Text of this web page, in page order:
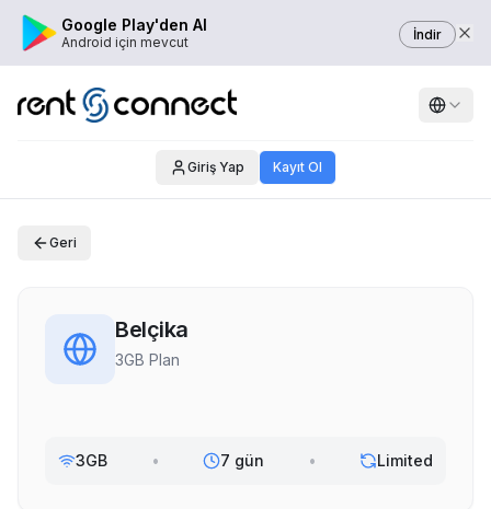
Google Play'den Al
Android için mevcut İndir
Giriş Yap Kayıt Ol
Geri
Belçika
3GB Plan
3GB • 7 gün • Limited